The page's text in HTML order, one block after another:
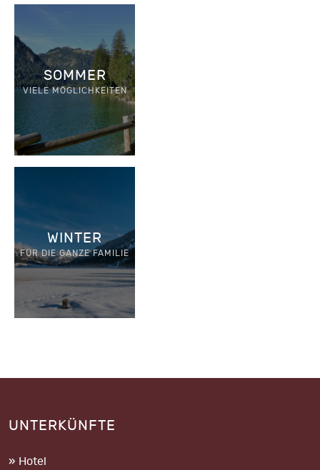
SOMMER
VIELE MÖGLICHKEITEN
WINTER
FÜR DIE GANZE FAMILIE
UNTERKÜNFTE
» Hotel